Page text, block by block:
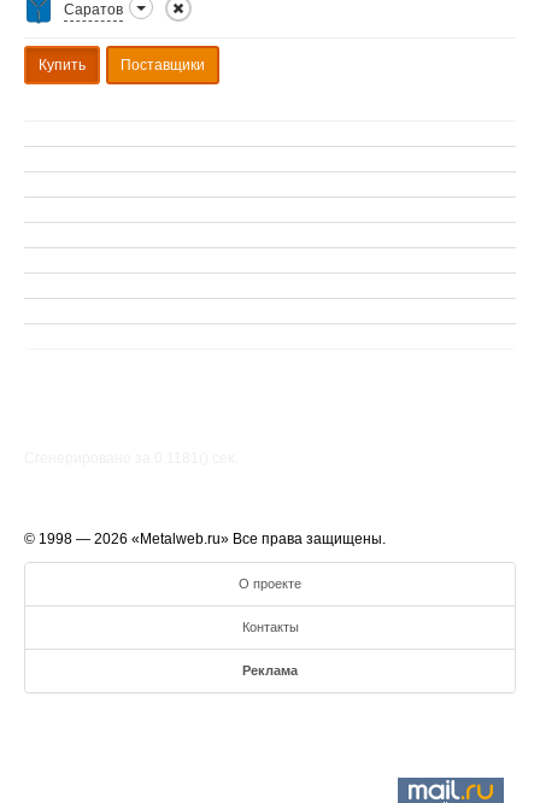
Саратов
Купить Поставщики
© 1998 — 2026 «Metalweb.ru» Все права защищены.
О проекте
Контакты
Реклама